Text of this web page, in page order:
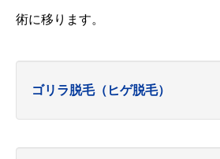
術に移ります。
ゴリラ脱毛（ヒゲ脱毛）